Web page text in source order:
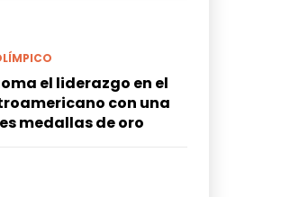
el liderazgo en el
con una
medallas de oro